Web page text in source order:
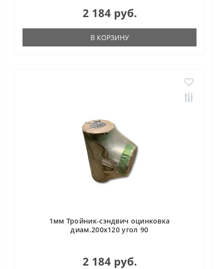
2 184 руб.
В КОРЗИНУ
1мм Тройник-сэндвич оцинковка
диам.200х120 угол 90
2 184 руб.